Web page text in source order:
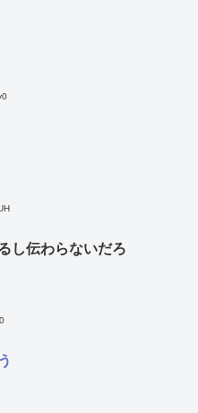
し伝わらないだろ